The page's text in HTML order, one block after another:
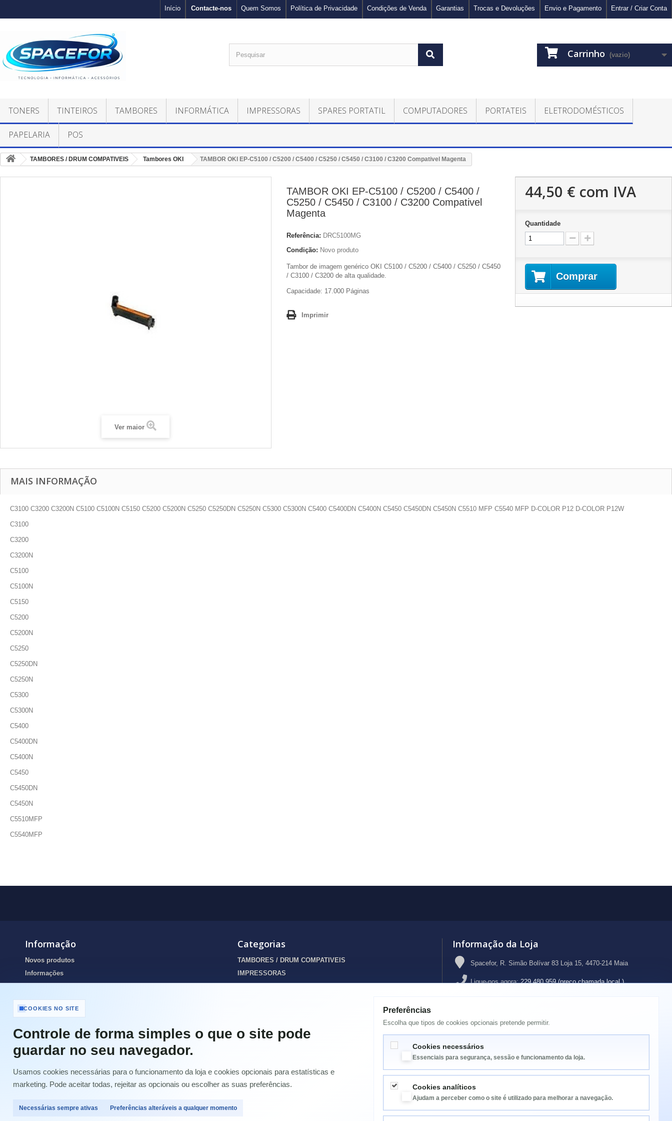
Entrar / Criar Conta
Envio e Pagamento
Trocas e Devoluções
Garantias
Condições de Venda
Política de Privacidade
Quem Somos
Contacte-nos
Início
Carrinho (vazio)
TONERS TINTEIROS TAMBORES INFORMÁTICA IMPRESSORAS SPARES PORTATIL COMPUTADORES PORTATEIS ELETRODOMÉSTICOS
PAPELARIA POS
TAMBORES / DRUM COMPATIVEIS Tambores OKI TAMBOR OKI EP-C5100 / C5200 / C5400 / C5250 / C5450 / C3100 / C3200 Compativel Magenta
Ver maior
TAMBOR OKI EP-C5100 / C5200 / C5400 /
C5250 / C5450 / C3100 / C3200 Compativel
Magenta
Referência: DRC5100MG
Condição: Novo produto
Tambor de imagem genérico OKI C5100 / C5200 / C5400 / C5250 / C5450
/ C3100 / C3200 de alta qualidade.
Capacidade: 17.000 Páginas
Imprimir
44,50 € com IVA
Quantidade
Comprar
MAIS INFORMAÇÃO
C3100 C3200 C3200N C5100 C5100N C5150 C5200 C5200N C5250 C5250DN C5250N C5300 C5300N C5400 C5400DN C5400N C5450 C5450DN C5450N C5510 MFP C5540 MFP D-COLOR P12 D-COLOR P12W
C3100
C3200
C3200N
C5100
C5100N
C5150
C5200
C5200N
C5250
C5250DN
C5250N
C5300
C5300N
C5400
C5400DN
C5400N
C5450
C5450DN
C5450N
C5510MFP
C5540MFP
Informação
Novos produtos
Informações
Portes de envio
Resolução de Litígios Online
Termos e condições
Portes de Envio e pagamento
Garantias
Quem Somos
Livro de Reclamações Electrónico (LRE)
Condições Gerais de Venda
Categorias
TAMBORES / DRUM COMPATIVEIS
IMPRESSORAS
INFORMATICA
ENERGIA
Papelaria / Diversos
CAIXA RESIDUOS / TANQUE MANUTENÇÃO JATO TINTA
Informação da Loja
Spacefor, R. Simão Bolívar 83 Loja 15, 4470-214 Maia
Ligue-nos agora:229 480 959 (preço chamada local )
COOKIES NO SITE
Controle de forma simples o que o site pode
guardar no seu navegador.
Usamos cookies necessárias para o funcionamento da loja e cookies opcionais para estatísticas e
marketing. Pode aceitar todas, rejeitar as opcionais ou escolher as suas preferências.
Necessárias sempre ativas Preferências alteráveis a qualquer momento
Preferências
Escolha que tipos de cookies opcionais pretende permitir.
Cookies necessários
Essenciais para segurança, sessão e funcionamento da loja.
Cookies analíticos
Ajudam a perceber como o site é utilizado para melhorar a navegação.